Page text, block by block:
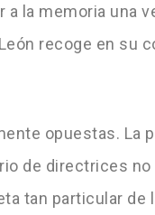
la memoria una
recoge en su
opuestas. La
de directrices
tan particular de